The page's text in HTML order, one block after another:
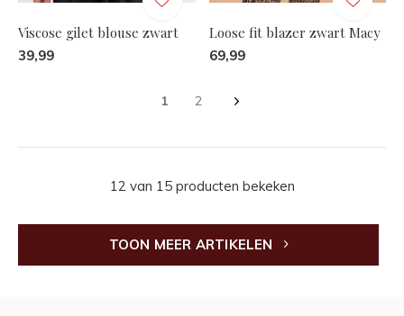
Viscose gilet blouse zwart
39,99
Loose fit blazer zwart Macy
69,99
1 2
12 van 15 producten bekeken
TOON MEER ARTIKELEN